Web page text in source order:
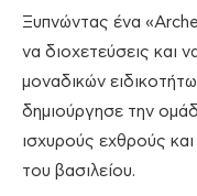
Ξυπνώντας ένα
να διοχετεύσεις και
μοναδικών
δημιούργησε την
ισχυρούς εχθρούς
του βασιλείου.